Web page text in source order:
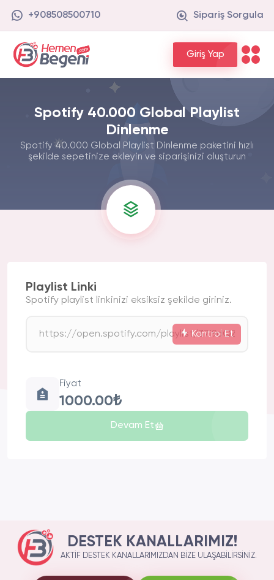
+908508500710 Sipariş Sorgula
Giriş Yap
Spotify 40.000 Global Playlist
Dinlenme
Spotify 40.000 Global Playlist Dinlenme paketini hızlı
şekilde sepetinize ekleyin ve siparişinizi oluşturun
Playlist Linki
Spotify playlist linkinizi eksiksiz şekilde giriniz.
Kontrol Et
Fiyat
1000.00₺
Devam Et
DESTEK KANALLARIMIZ!
AKTIF DESTEK KANALLARIMIZDAN BIZE ULAŞABILIRSINIZ.